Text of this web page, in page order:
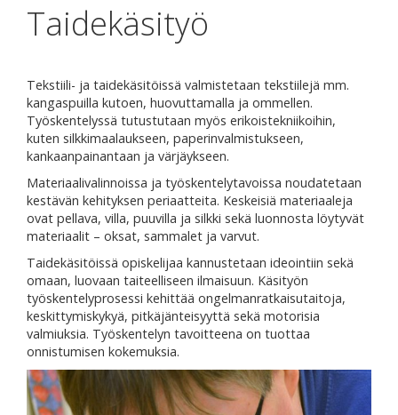
Taidekäsityö
Tekstiili- ja taidekäsitöissä valmistetaan tekstiilejä mm.
kangaspuilla kutoen, huovuttamalla ja ommellen.
Työskentelyssä tutustutaan myös erikoistekniikoihin,
kuten silkkimaalaukseen, paperinvalmistukseen,
kankaanpainantaan ja värjäykseen.
Materiaalivalinnoissa ja työskentelytavoissa noudatetaan
kestävän kehityksen periaatteita. Keskeisiä materiaaleja
ovat pellava, villa, puuvilla ja silkki sekä luonnosta löytyvät
materiaalit – oksat, sammalet ja varvut.
Taidekäsitöissä opiskelijaa kannustetaan ideointiin sekä
omaan, luovaan taiteelliseen ilmaisuun. Käsityön
työskentelyprosessi kehittää ongelmanratkaisutaitoja,
keskittymiskykyä, pitkäjänteisyyttä sekä motorisia
valmiuksia. Työskentelyn tavoitteena on tuottaa
onnistumisen kokemuksia.